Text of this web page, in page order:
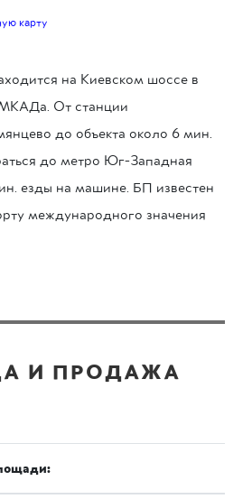
карту
на Киевском шоссе в
От станции
до объекта около 6 мин.
до метро Юг-Западная
езды на машине. БП известен
международного значения
И ПРОДАЖА